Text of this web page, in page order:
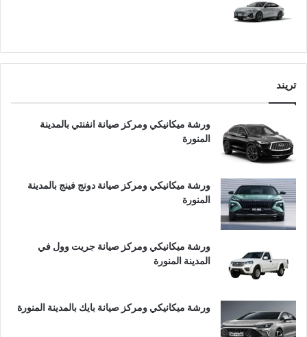
تريند
ورشة ميكانيكي ومركز صيانة انفنتي بالمدينة
المنورة
ورشة ميكانيكي ومركز صيانة دونج فينج بالمدينة
المنورة
ورشة ميكانيكي ومركز صيانة جريت وول في
المدينة المنورة
ورشة ميكانيكي ومركز صيانة بايك بالمدينة المنورة